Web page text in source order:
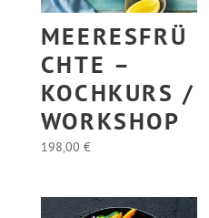
MEERESFRÜ
CHTE –
KOCHKURS /
WORKSHOP
198,00 €